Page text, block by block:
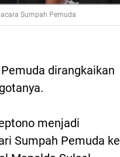
Sumpah Pemuda
dirangkaikan
menjadi
Sumpah Pemuda ke